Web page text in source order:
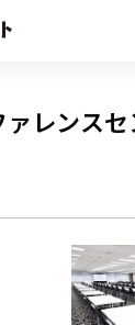
レンスセ